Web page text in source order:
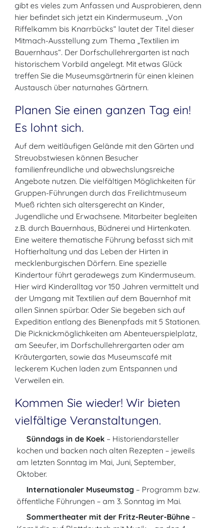
gibt es vieles zum Anfassen und Ausprobieren, denn
hier befindet sich jetzt ein Kindermuseum. „Von
Riffelkamm bis Knarrbücks“ lautet der Titel dieser
Mitmach-Ausstellung zum Thema „Textilien im
Bauernhaus“. Der Dorfschullehrergarten ist nach
historischem Vorbild angelegt. Mit etwas Glück
treffen Sie die Museumsgärtnerin für einen kleinen
Austausch über naturnahes Gärtnern.
Planen Sie einen ganzen Tag ein!
Es lohnt sich.
Auf dem weitläufigen Gelände mit den Gärten und
Streuobstwiesen können Besucher
familienfreundliche und abwechslungsreiche
Angebote nutzen. Die vielfältigen Möglichkeiten für
Gruppen-Führungen durch das Freilichtmuseum
Mueß richten sich altersgerecht an Kinder,
Jugendliche und Erwachsene. Mitarbeiter begleiten
z.B. durch Bauernhaus, Büdnerei und Hirtenkaten.
Eine weitere thematische Führung befasst sich mit
Hoftierhaltung und das Leben der Hirten in
mecklenburgischen Dörfern. Eine spezielle
Kindertour führt geradewegs zum Kindermuseum.
Hier wird Kinderalltag vor 150 Jahren vermittelt und
der Umgang mit Textilien auf dem Bauernhof mit
allen Sinnen spürbar. Oder Sie begeben sich auf
Expedition entlang des Bienenpfads mit 5 Stationen.
Die Picknickmöglichkeiten am Abenteuerspielplatz,
am Seeufer, im Dorfschullehrergarten oder am
Kräutergarten, sowie das Museumscafé mit
leckerem Kuchen laden zum Entspannen und
Verweilen ein.
Kommen Sie wieder! Wir bieten
vielfältige Veranstaltungen.
Sünndags in de Koek – Historiendarsteller
kochen und backen nach alten Rezepten – jeweils
am letzten Sonntag im Mai, Juni, September,
Oktober.
Internationaler Museumstag – Programm bzw.
öffentliche Führungen – am 3. Sonntag im Mai.
Sommertheater mit der Fritz-Reuter-Bühne –